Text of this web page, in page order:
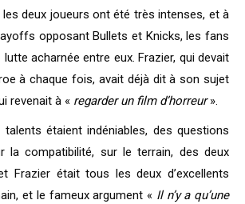
deux joueurs ont été très intenses, et à
opposant Bullets et Knicks, les fans
acharnée entre eux. Frazier, qui devait
à chaque fois, avait déjà dit à son sujet
revenait à « regarder un film d’horreur».
talents étaient indéniables, des questions
la compatibilité, sur le terrain, des deux
Frazier était tous les deux d’excellents
et le fameux argument « Il n’y a qu’une